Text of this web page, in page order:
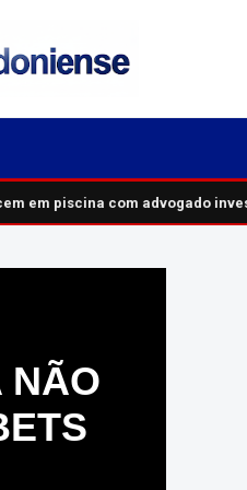
em piscina com advogado
NÃO